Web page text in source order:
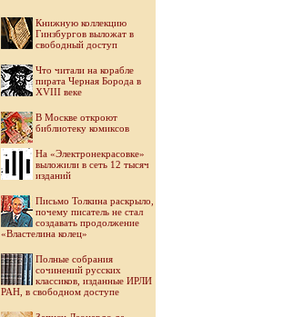
Книжную коллекцию
Гинзбургов выложат в
свободный доступ
Что читали на корабле
пирата Черная Борода в
XVIII веке
В Москве откроют
библиотеку комиксов
На «Электронекрасовке»
выложили в сеть 12 тысяч
изданий
Письмо Толкина раскрыло,
почему писатель не стал
создавать продолжение
«Властелина колец»
Полные собрания
сочинений русских
классиков, изданные ИРЛИ
РАН, в свободном доступе